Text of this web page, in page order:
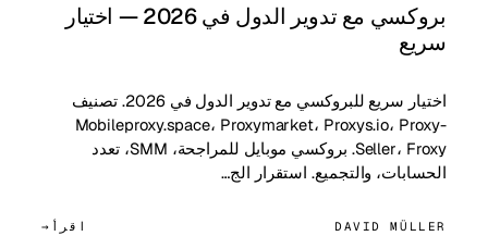
بروكسي مع تدوير الدول في 2026 — اختيار
سريع
اختيار سريع للبروكسي مع تدوير الدول في 2026. تصنيف
Mobileproxy.space، Proxymarket، Proxys.io، Proxy-
Seller، Froxy. بروكسي موبايل للمراجحة، SMM، تعدد
الحسابات، والتجميع. استقرار الج…
DAVID MÜLLER اقرأ